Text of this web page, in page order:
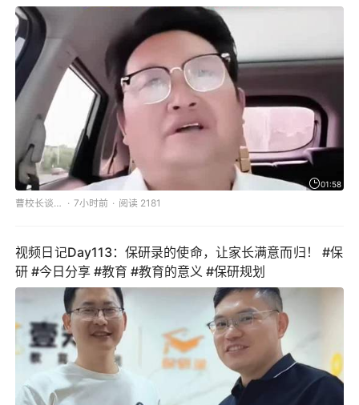
01:58
曹校长谈教育 7小时前 阅读 2181
视频日记Day113：保研录的使命，让家长满意而归！ #保
研 #今日分享 #教育 #教育的意义 #保研规划